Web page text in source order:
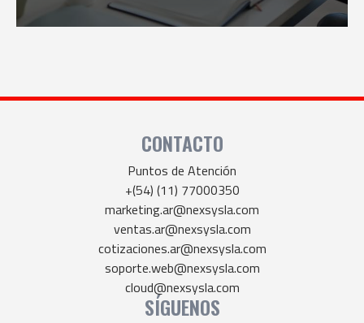
CONTACTO
Puntos de Atención
+(54) (11) 77000350
marketing.ar@nexsysla.com
ventas.ar@nexsysla.com
cotizaciones.ar@nexsysla.com
soporte.web@nexsysla.com
cloud@nexsysla.com
SÍGUENOS